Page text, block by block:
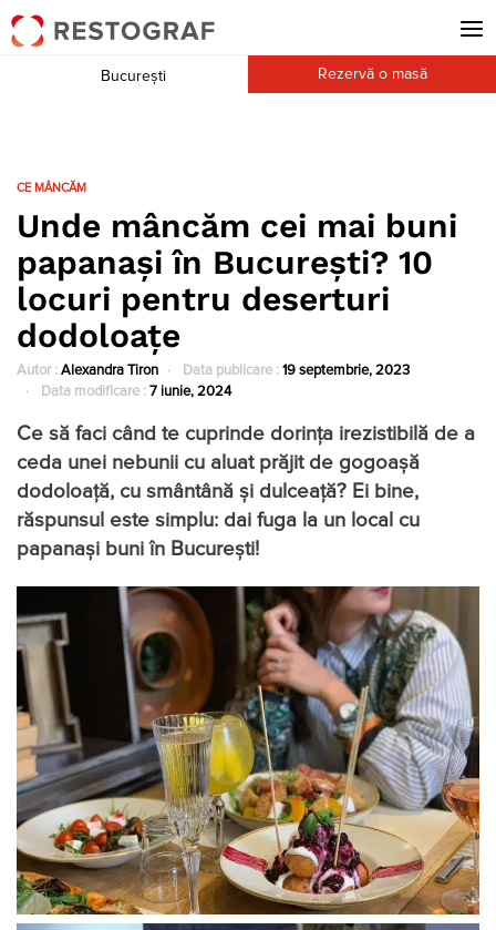
București Rezervă o masă
CE MÂNCĂM
Unde mâncăm cei mai buni
papanaşi în Bucureşti? 10
locuri pentru deserturi
dodoloaţe
Autor : Alexandra Tiron Data publicare : 19 septembrie, 2023
Data modificare : 7 iunie, 2024
Ce să faci când te cuprinde dorința irezistibilă de a
ceda unei nebunii cu aluat prăjit de gogoaşă
dodoloaţă, cu smântână și dulceață? Ei bine,
răspunsul este simplu: dai fuga la un local cu
papanași buni în București!